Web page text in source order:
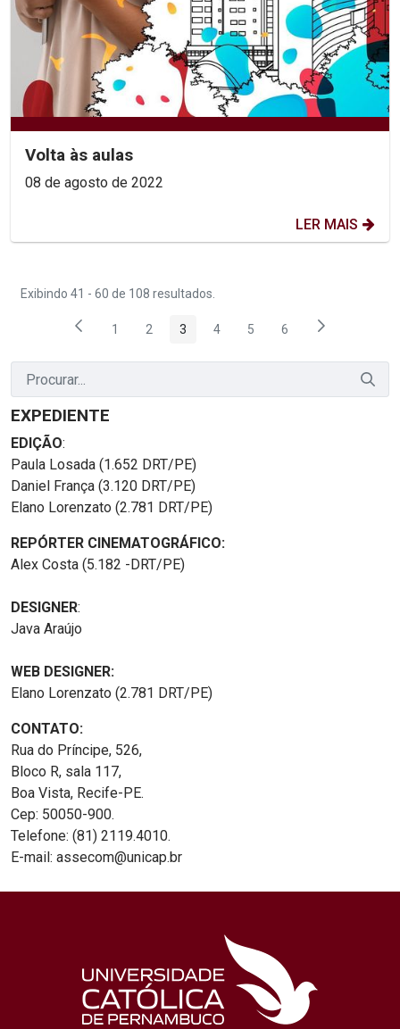
Volta às aulas
08 de agosto de 2022
LER MAIS
Exibindo 41 - 60 de 108 resultados.
Página
1 Página
2 Página
3 Página
4 Página
5 Página
6
EXPEDIENTE
EDIÇÃO:
Paula Losada (1.652 DRT/PE)
Daniel França (3.120 DRT/PE)
Elano Lorenzato (2.781 DRT/PE)
REPÓRTER CINEMATOGRÁFICO:
Alex Costa (5.182 -DRT/PE)
DESIGNER:
Java Araújo
WEB DESIGNER:
Elano Lorenzato (2.781 DRT/PE)
CONTATO:
Rua do Príncipe, 526,
Bloco R, sala 117,
Boa Vista, Recife-PE.
Cep: 50050-900.
Telefone: (81) 2119.4010.
E-mail: assecom@unicap.br